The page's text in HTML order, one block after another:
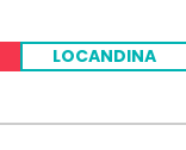
LOCANDINA